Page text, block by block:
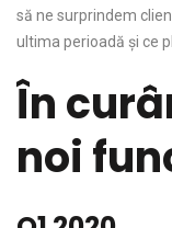
să ne surprindem
ultima perioadă și ce
În
noi